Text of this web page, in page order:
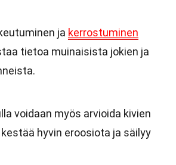
ja kerrostuminen
tietoa muinaisista jokien ja
voidaan myös arvioida kivien
hyvin eroosiota ja säilyy